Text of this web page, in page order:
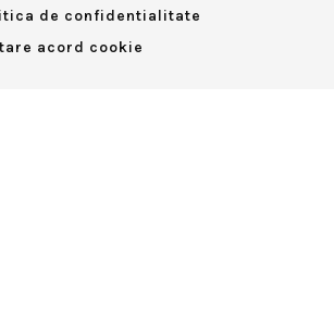
de confidentialitate
acord cookie